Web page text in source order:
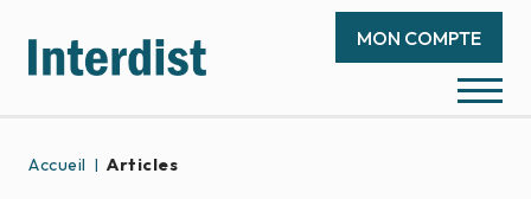
MON COMPTE
Accueil Articles